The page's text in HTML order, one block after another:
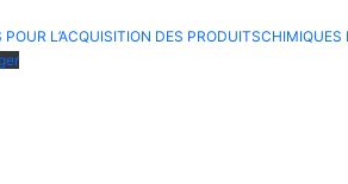
POUR L’ACQUISITION DES